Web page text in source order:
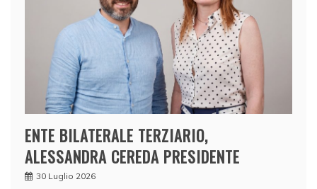
ENTE BILATERALE TERZIARIO,
ALESSANDRA CEREDA PRESIDENTE
30 Luglio 2026